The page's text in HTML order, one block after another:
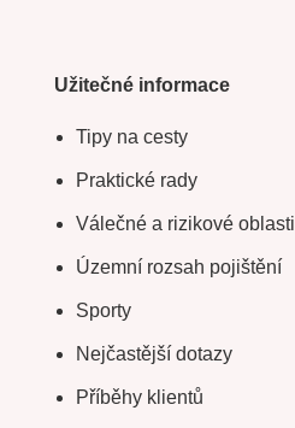
Užitečné informace
Tipy na cesty
Praktické rady
Válečné a rizikové oblasti
Územní rozsah pojištění
Sporty
Nejčastější dotazy
Příběhy klientů